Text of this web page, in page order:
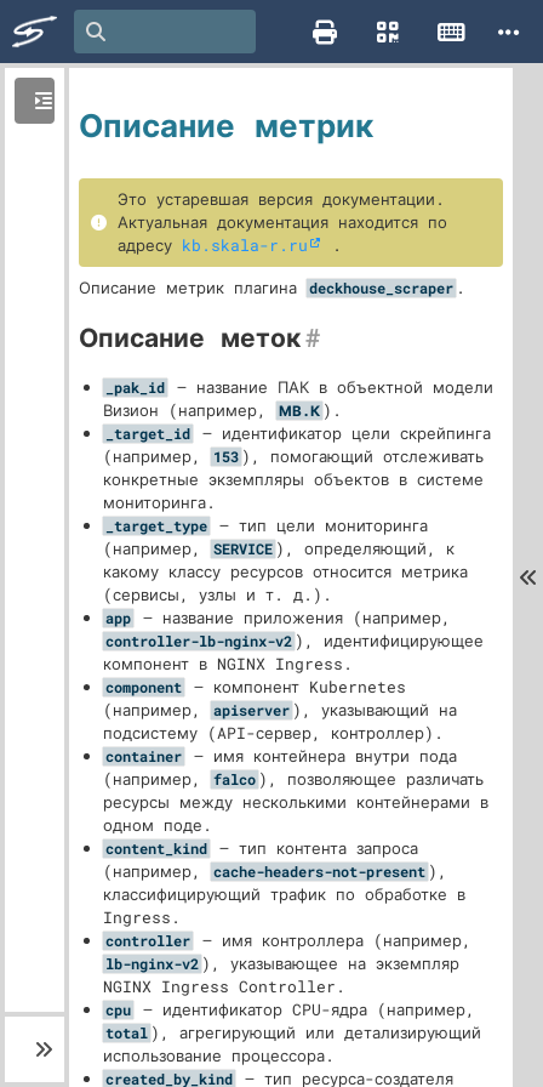
Описание метрик
Это устаревшая версия документации.
Актуальная документация находится по
адресу kb.skala-r.ru
.
Описание метрик плагина
deckhouse_scraper .
Описание меток#
_pak_id
— название ПАК в объектной модели
Визион (например,
МВ.К ).
_target_id
— идентификатор цели скрейпинга
(например,
153 ), помогающий отслеживать
конкретные экземпляры объектов в системе
мониторинга.
_target_type
— тип цели мониторинга
(например,
SERVICE ), определяющий, к
какому классу ресурсов относится метрика
(сервисы, узлы и т. д.).
app — название приложения (например,
controller-lb-nginx-v2 ), идентифицирующее
компонент в NGINX Ingress.
component
— компонент Kubernetes
(например,
apiserver ), указывающий на
подсистему (API-сервер, контроллер).
container
— имя контейнера внутри пода
(например,
falco ), позволяющее различать
ресурсы между несколькими контейнерами в
одном поде.
content_kind
— тип контента запроса
(например,
cache-headers-not-present ),
классифицирующий трафик по обработке в
Ingress.
controller — имя контроллера (например,
lb-nginx-v2 ), указывающее на экземпляр
NGINX Ingress Controller.
cpu — идентификатор CPU-ядра (например,
total ), агрегирующий или детализирующий
использование процессора.
created_by_kind — тип ресурса-создателя